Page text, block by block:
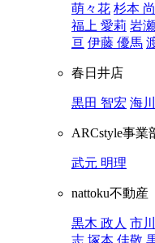
萌々花 杉本
福上 愛莉 岩
亘 伊藤 優馬
春日井店
黒田 智宏 海
ARCstyle事業
武元 明理
nattoku不動産
黒木 政人 市
志 塚本 佳敬